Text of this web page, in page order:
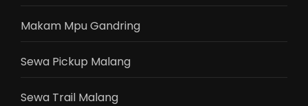
Makam Mpu Gandring
Sewa Pickup Malang
Sewa Trail Malang